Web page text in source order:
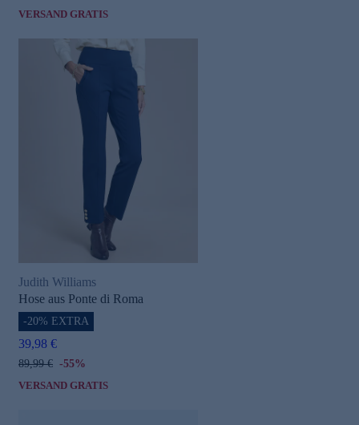
VERSAND GRATIS
Judith Williams
Hose aus Ponte di Roma
-20% EXTRA
39,98 €
89,99 € -55%
VERSAND GRATIS